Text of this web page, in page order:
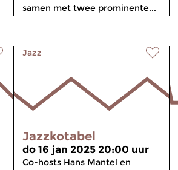
samen met twee prominente...
Jazz
Jazzkotabel
do 16 jan 2025 20:00 uur
Co-hosts Hans Mantel en